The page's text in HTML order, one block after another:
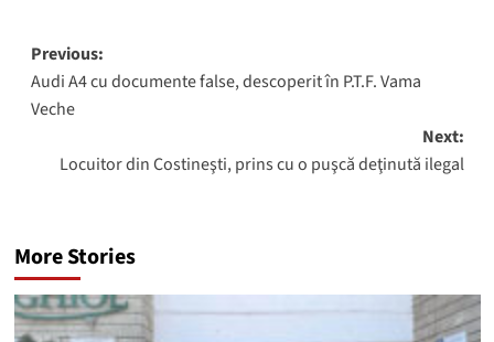
Post
navigation
Previous:
Audi A4 cu documente false, descoperit în P.T.F. Vama
Veche
Next:
Locuitor din Costineşti, prins cu o puşcă deţinută ilegal
More Stories